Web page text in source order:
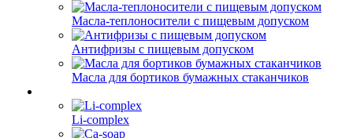
Масла-теплоносители с пищевым допуском
Антифризы с пищевым допуском
Масла для бортиков бумажных стаканчиков
Li-complex